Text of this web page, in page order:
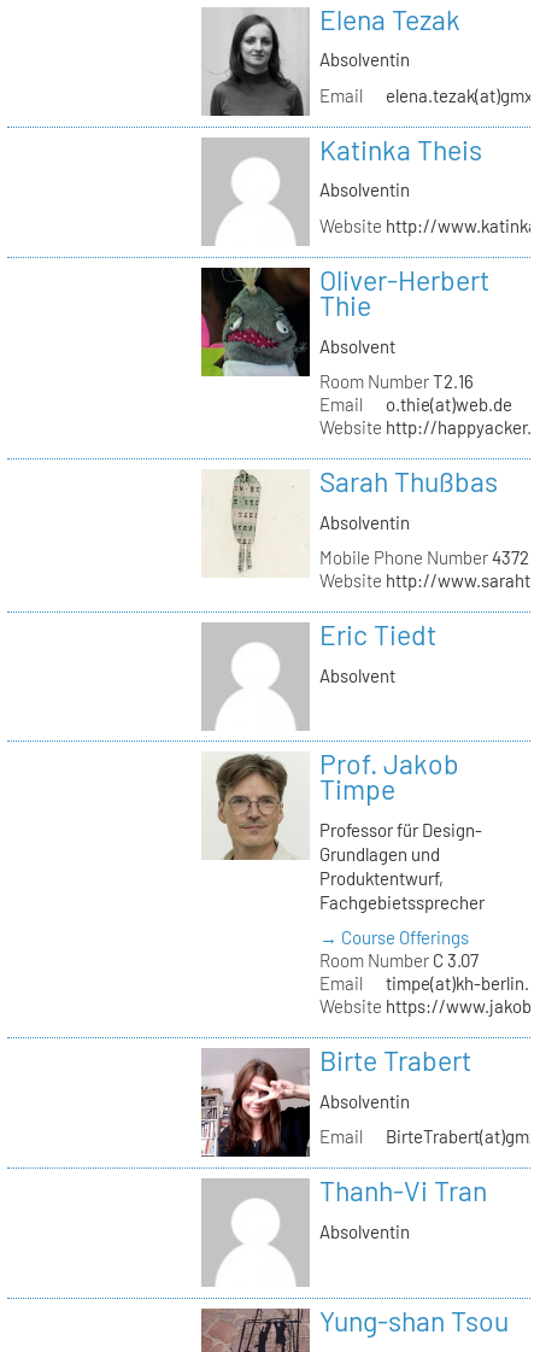
Elena Tezak
Absolventin
Email
Katinka Theis
Absolventin
Website http://
Oliver-Herbert
Thie
Absolvent
Room NumberT2.16
Email
o.thie(at)web.de
Website http://
Sarah Thußbas
Absolventin
Mobile Phone Number
Website http://
Eric Tiedt
Absolvent
Prof. Jakob
Timpe
Professor für Design-
Grundlagen und
Produktentwurf,
Fachgebietssprecher
→ Course Offerings
Room NumberC 3.07
Email
timpe(at)kh-
Website https://
Birte Trabert
Absolventin
Email
Thanh-Vi Tran
Absolventin
Yung-shan Tsou